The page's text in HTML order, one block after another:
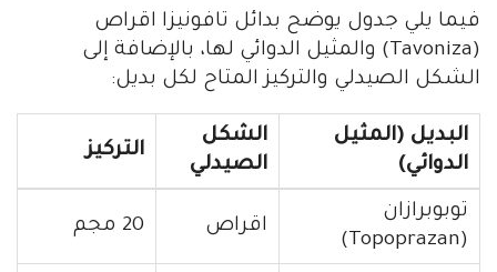
فيما يلي جدول يوضح بدائل تافونيزا اقراص
(Tavoniza) والمثيل الدوائي لها، بالإضافة إلى
الشكل الصيدلي والتركيز المتاح لكل بديل:
البديل (المثيل
الدوائي)
الشكل
الصيدلي
التركيز
توبوبرازان
(Topoprazan)
اقراص 20 مجم